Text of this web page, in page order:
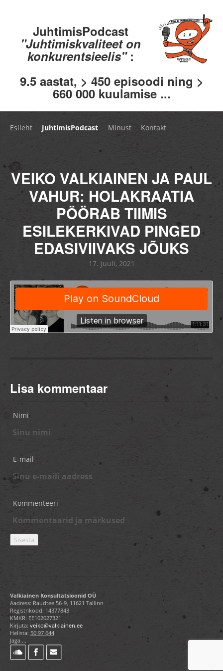
JuhtimisPodcast
"Juhtimiskvaliteet on
konkurentsieelis" :
9.5 aastat, > 450 episoodi ning >
660 000 kuulamise ...
Esileht JuhtimisPodcast Minust Kontakt
VEIKO VALKIAINEN JA PAUL
VAHUR: HOLAKRAATIA
PÖÖRAB TIIMIS
ESILEKERKIVAD PINGED
EDASIVIIVAKS JÕUKS
17. juuli, 2021
Lisa kommentaar
Nimi
E-mail
Kommenteeri
Valkiainen Konsultatsioonid OÜ
Aadress: Raudtee 56-9, 11621 Tallinn
Registrikood: 14377843
KMKR: EE102027321
Kirjuta: veiko@valkiainen.ee
Helista: 50 97 644
Jaga ...